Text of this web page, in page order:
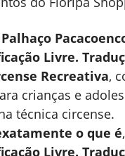
Palhaço
Livre.
Recreativa,
crianças e
técnica circense.
o que é
Livre.